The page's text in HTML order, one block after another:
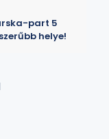
part 5
helye!